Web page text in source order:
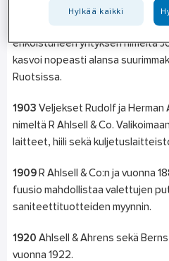
Bernström ja Jakob Tornblad
muun muassa pumppujen ja
erikoistuneen yrityksen nimeltä
kasvoi nopeasti alansa
Ruotsissa.
1903 Veljekset Rudolf ja
nimeltä R Ahlsell & Co.
laitteet, hiili sekä
1909R Ahlsell & Co:n ja vuonna
fuusio mahdollistaa valettujen
saniteettituotteiden myynnin.
1920 Ahlsell & Ahrens sekä
vuonna 1922.
Hylkää kaikki